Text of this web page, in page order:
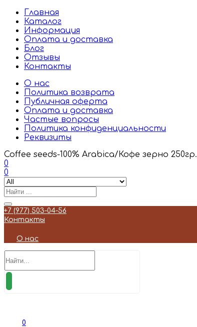
Главная
Каталог
Информация
Оплата и доставка
Блог
Отзывы
Контакты
О нас
Политика возврата
Публичная оферта
Оплата и доставка
Частые вопросы
Политика конфиденциальности
Реквизиты
Coffee seeds-100% Arabica/Кофе зерно 250гр.
0
0
+7 (977) 503-04-56
Контакты
О нас
0